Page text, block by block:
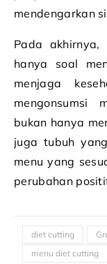
mendengarkan
Pada
hanya soal
menjaga
mengonsumsi
bukan hanya
juga tubuh
menu yang
perubahan
diet cutting
menu diet cutting